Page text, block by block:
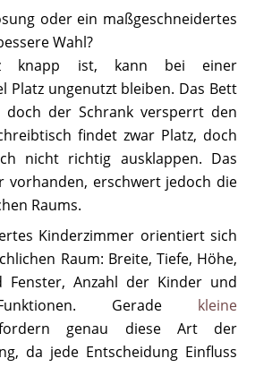
oder ein maßgeschneidertes
Wahl?
knapp ist, kann bei einer
Platz ungenutzt bleiben. Das Bett
doch der Schrank versperrt den
findet zwar Platz, doch
nicht richtig ausklappen. Das
vorhanden, erschwert jedoch die
Raums.
Kinderzimmer orientiert sich
Raum: Breite, Tiefe, Höhe,
Fenster, Anzahl der Kinder und
Gerade kleine
genau diese Art der
da jede Entscheidung Einfluss